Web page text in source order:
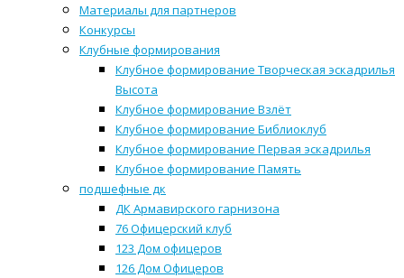
Материалы для партнеров
Конкурсы
Клубные формирования
Клубное формирование Творческая эскадрилья
Высота
Клубное формирование Взлёт
Клубное формирование Библиоклуб
Клубное формирование Первая эскадрилья
Клубное формирование Память
подшефные дк
ДК Армавирского гарнизона
76 Офицерский клуб
123 Дом офицеров
126 Дом Офицеров